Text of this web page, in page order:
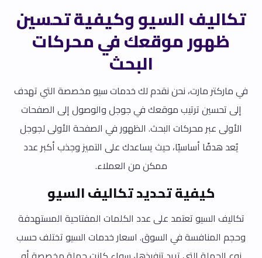
تكاليف السيو وكيفية تحسين
ظهور موقعك في محركات
البحث
في ماركتر مارت، نحن نقدم لك خدمات سيو مخصصة التي تهدف
إلى تحسين ترتيب موقعك في جوجل والوصول إلى الصفحات
الأولى عبر محركات البحث. الظهور في الصفحة الأولى لجوجل
يُعد هدفًا أساسيًا، حيث يساعدك على التميز وجذب أكبر عدد
ممكن من العملاء.
كيفية تحديد تكاليف السيو
تكاليف السيو تعتمد على عدد الكلمات المفتاحية المستهدفة
وحجم المنافسة في السوق. اسعار خدمات السيو تختلف حسب